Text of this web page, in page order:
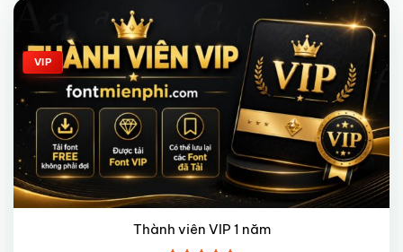
Giảm giá!
VIP
Thành viên VIP 1 năm